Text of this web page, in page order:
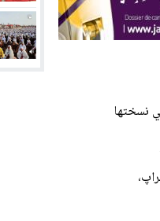
نسختها